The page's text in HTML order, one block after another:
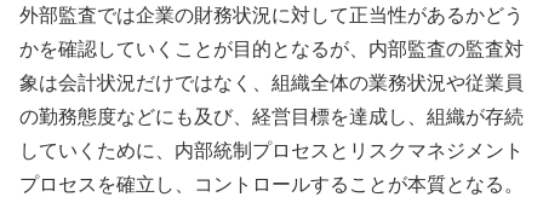
外部監査では企業の財務状況に対して正当性があるかどう
かを確認していくことが目的となるが、内部監査の監査対
象は会計状況だけではなく、組織全体の業務状況や従業員
の勤務態度などにも及び、経営目標を達成し、組織が存続
していくために、内部統制プロセスとリスクマネジメント
プロセスを確立し、コントロールすることが本質となる。